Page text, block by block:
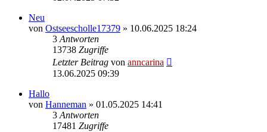
Neu
von Ostseescholle17379 » 10.06.2025 18:24
3 Antworten
13738 Zugriffe
Letzter Beitrag von anncarina
13.06.2025 09:39
Hallo
von Hanneman » 01.05.2025 14:41
3 Antworten
17481 Zugriffe